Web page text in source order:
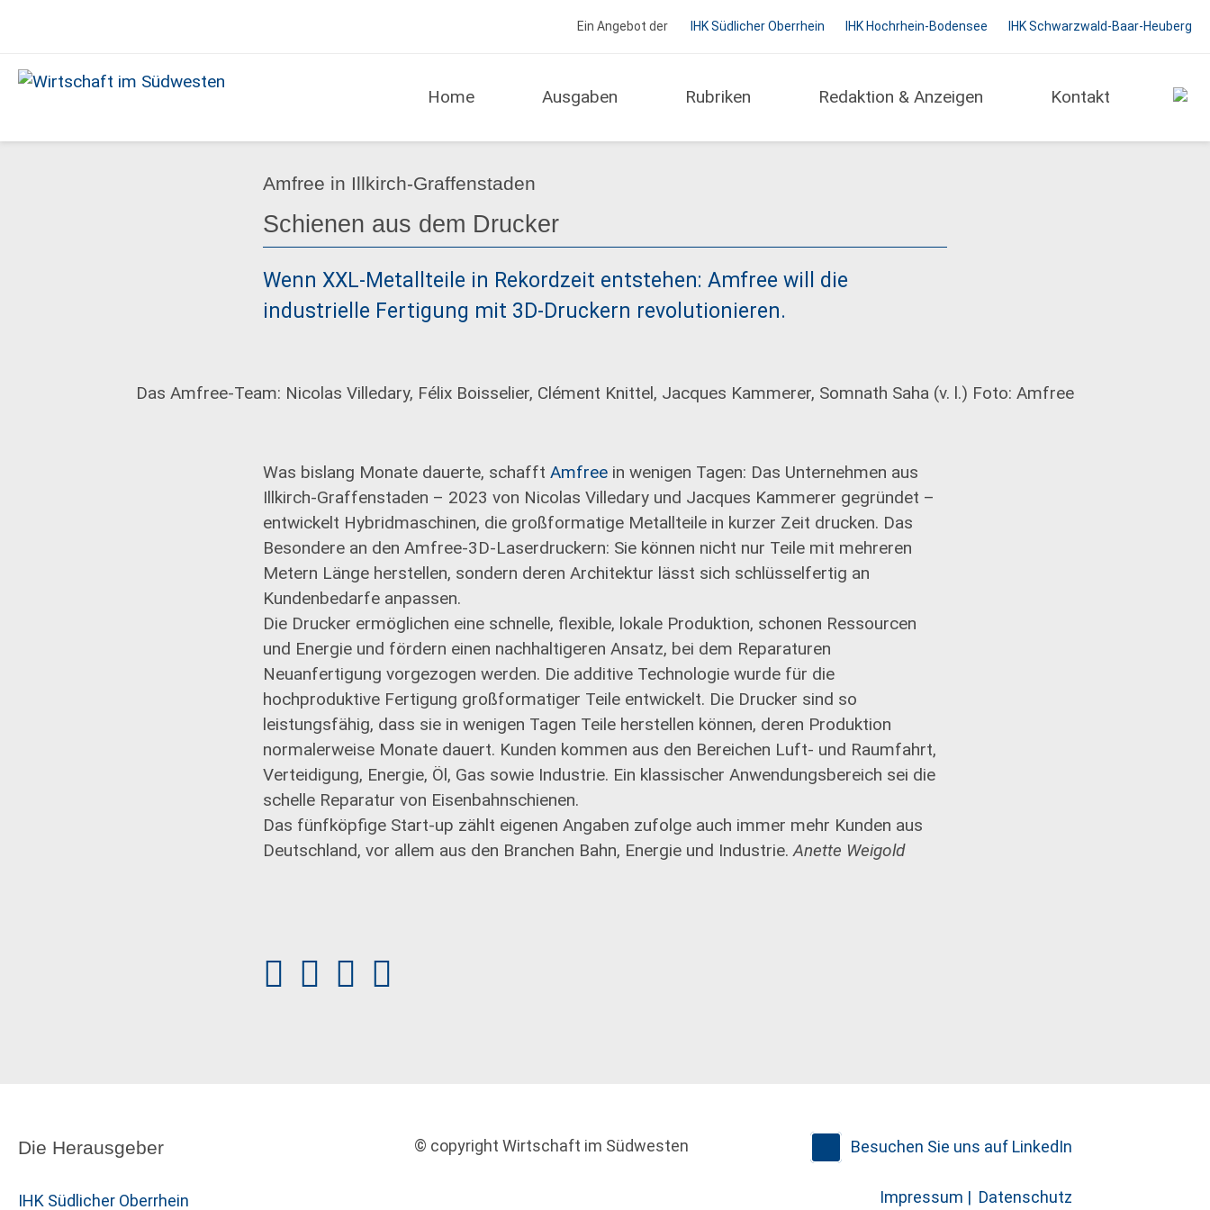
Ein Angebot der IHK Südlicher Oberrhein IHK Hochrhein-Bodensee IHK Schwarzwald-Baar-Heuberg
Home Ausgaben Rubriken Redaktion & Anzeigen Kontakt
Gründer Start-up Storys
Amfree in Illkirch-Graffenstaden
Schienen aus dem Drucker
Wenn XXL-Metallteile in Rekordzeit entstehen: Amfree will die
industrielle Fertigung mit 3D-Druckern revolutionieren.
Das Amfree-Team: Nicolas Villedary, Félix Boisselier, Clément Knittel, Jacques Kammerer, Somnath Saha (v. l.) Foto: Amfree
Was bislang Monate dauerte, schafft Amfree in wenigen Tagen: Das Unternehmen aus
Illkirch-Graffenstaden – 2023 von Nicolas Villedary und Jacques Kammerer gegründet –
entwickelt Hybridmaschinen, die großformatige Metallteile in kurzer Zeit drucken. Das
Besondere an den Amfree-3D-Laserdruckern: Sie können nicht nur Teile mit mehreren
Metern Länge herstellen, sondern deren Architektur lässt sich schlüsselfertig an
Kundenbedarfe anpassen.
Die Drucker ermöglichen eine schnelle, flexible, lokale Produktion, schonen Ressourcen
und Energie und fördern einen nachhaltigeren Ansatz, bei dem Reparaturen
Neuanfertigung vorgezogen werden. Die additive Technologie wurde für die
hochproduktive Fertigung großformatiger Teile entwickelt. Die Drucker sind so
leistungsfähig, dass sie in wenigen Tagen Teile herstellen können, deren Produktion
normalerweise Monate dauert. Kunden kommen aus den Bereichen Luft- und Raumfahrt,
Verteidigung, Energie, Öl, Gas sowie Industrie. Ein klassischer Anwendungsbereich sei die
schelle Reparatur von Eisenbahnschienen.
Das fünfköpfige Start-up zählt eigenen Angaben zufolge auch immer mehr Kunden aus
Deutschland, vor allem aus den Branchen Bahn, Energie und Industrie.Anette Weigold
Die Herausgeber
IHK Südlicher Oberrhein
© copyright Wirtschaft im Südwesten Besuchen Sie uns auf LinkedIn
Impressum | Datenschutz